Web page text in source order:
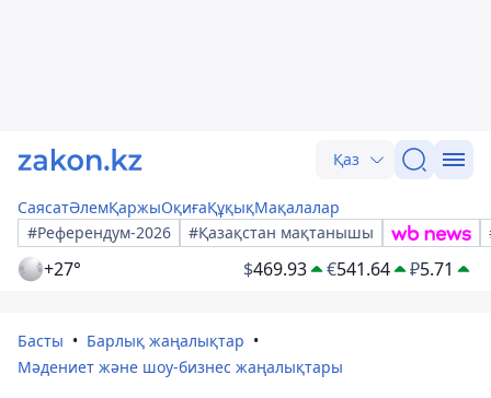
Қаз
СаясатӘлемҚаржыОқиғаҚұқықМақалалар
#Референдум-2026
#Қазақстан мақтанышы
+27° $469.93 €541.64 ₽5.71
Басты
Барлық жаңалықтар
Мәдениет және шоу-бизнес жаңалықтары